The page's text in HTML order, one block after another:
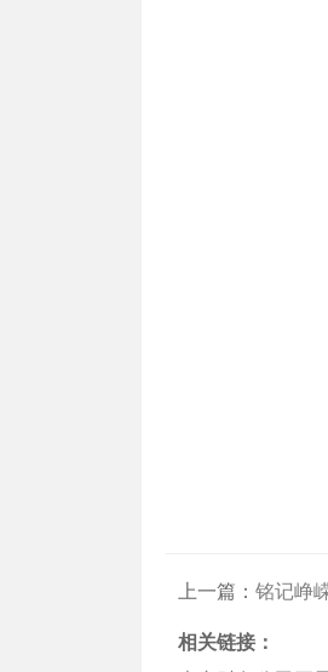
上一篇： 铭记峥嵘岁月
相关链接：